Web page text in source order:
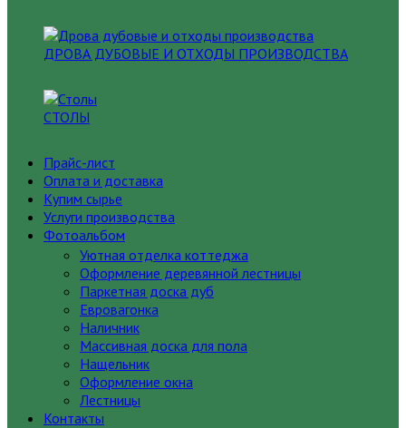
ДРОВА ДУБОВЫЕ И ОТХОДЫ ПРОИЗВОДСТВА
СТОЛЫ
Прайс-лист
Оплата и доставка
Купим сырье
Услуги производства
Фотоальбом
Уютная отделка коттеджа
Оформление деревянной лестницы
Паркетная доска дуб
Евровагонка
Наличник
Массивная доска для пола
Нащельник
Оформление окна
Лестницы
Контакты